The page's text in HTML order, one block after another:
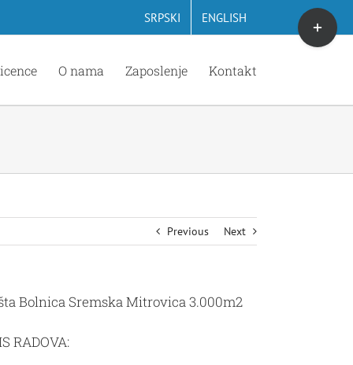
SRPSKI ENGLISH
O nama Zaposlenje Kontakt
Previous Next
Bolnica Sremska Mitrovica 3.000m2
RADOVA:
Toggle
Sliding